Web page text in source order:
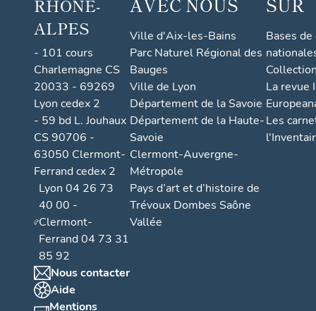
RHONE-
ALPES
- 101 cours
Charlemagne CS
20033 - 69269
Lyon cedex 2
- 59 bd L. Jouhaux
CS 90706 -
63050 Clermont-
Ferrand cedex 2
Lyon 04 26 73
40 00 -
Clermont-
Ferrand 04 73 31
85 92
Nous contacter
Aide
Mentions
Ville d'Aix-les-Bains
Parc Naturel Régional des
Bauges
Ville de Lyon
Département de la Savoie
Département de la Haute-
Savoie
Clermont-Auvergne-
Métropole
Pays d’art et d’histoire de
Trévoux Dombes Saône
Vallée
Bases
La revue
Les